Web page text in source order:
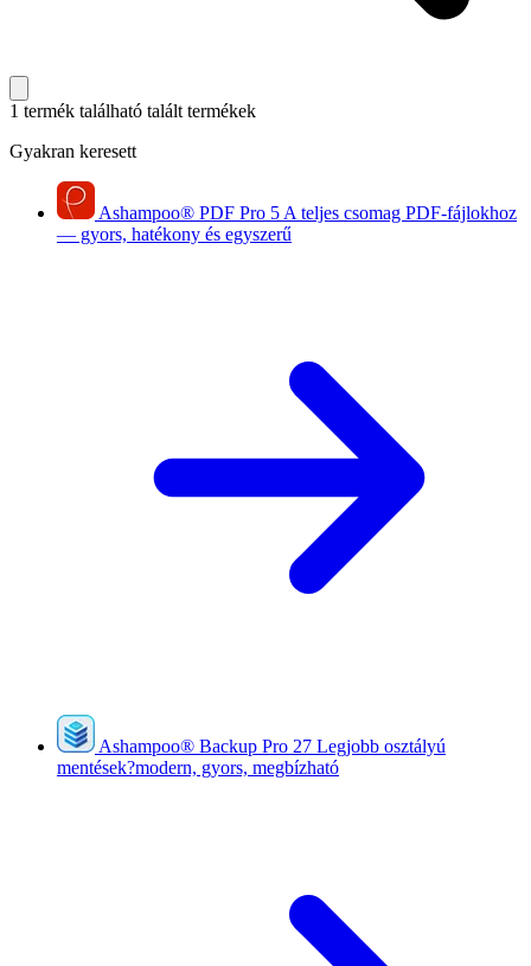
1 termék található talált termékek
Gyakran keresett
Ashampoo® PDF Pro 5 A teljes csomag PDF-fájlokhoz
— gyors, hatékony és egyszerű
Ashampoo® Backup Pro 27 Legjobb osztályú
mentések?modern, gyors, megbízható